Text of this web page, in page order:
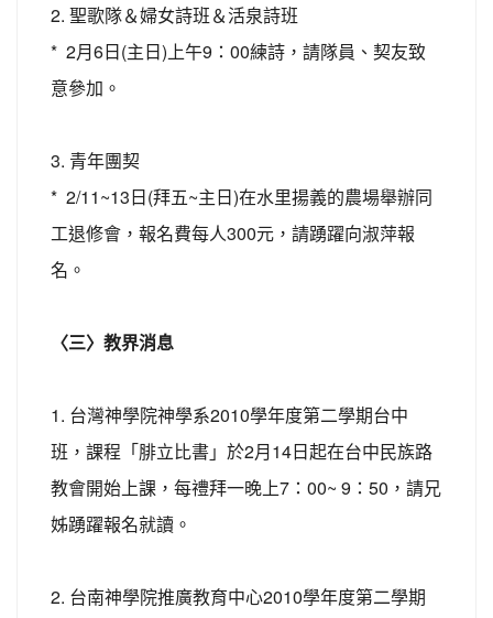
2. 聖歌隊＆婦女詩班＆活泉詩班
* 2月6日(主日)上午9：00練詩，請隊員、契友致
意參加。
3. 青年團契
* 2/11~13日(拜五~主日)在水里揚義的農場舉辦同
工退修會，報名費每人300元，請踴躍向淑萍報
名。
〈三〉教界消息
1. 台灣神學院神學系2010學年度第二學期台中
班，課程「腓立比書」於2月14日起在台中民族路
教會開始上課，每禮拜一晚上7：00~ 9：50，請兄
姊踴躍報名就讀。
2. 台南神學院推廣教育中心2010學年度第二學期